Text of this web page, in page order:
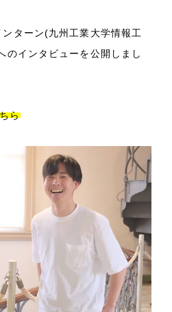
ターン(九州工業大学情報工
のインタビューを公開しまし
ら